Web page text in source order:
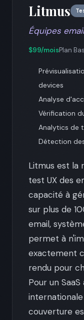
Litmus
Équipes
$99/moisPlan
devices
Analyse
Vérification
Analytics de
Détection
Litmus est la
test UX des
capacité à
sur plus de
email,
permet à
exactement
rendu pour
Pour un
couverture